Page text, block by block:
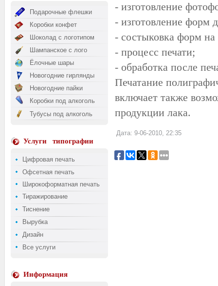
Подарочные флешки
Коробки конфет
Шоколад с логотипом
Шампанское с лого
Ёлочные шары
Новогодние гирлянды
Новогодние пайки
Коробки под алкоголь
Тубусы под алкоголь
Услуги типографии
Цифровая печать
Офсетная печать
Широкоформатная печать
Тиражирование
Тиснение
Вырубка
Дизайн
Все услуги
Информация
- изготовление
- изготовление форм
- состыковка форм
- процесс печати;
- обработка после
Печатание
включает также
продукции лака.
Дата: 9-06-2010, 22:35